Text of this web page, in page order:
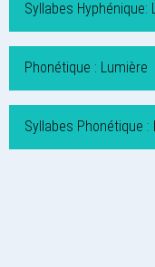
Syllabes Hyphénique:
Phonétique : Lumière
Syllabes Phonétique :